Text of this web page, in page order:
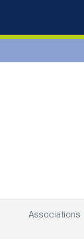
Associations